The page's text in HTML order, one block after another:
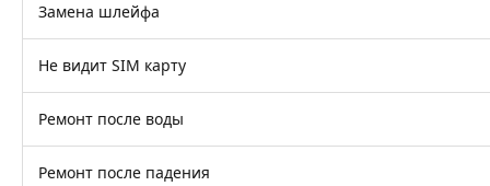
Замена шлейфа
Не видит SIM карту
Ремонт после воды
Ремонт после падения